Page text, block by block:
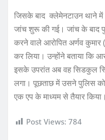
जिसके बाद क्लेमेनटाउन थाने में
जांच शुरू की गई। जांच के बाद
करने वाले आरोपित अर्णव कुमार
कर लिया। उन्होंने बताया कि
इसके उपरांत अब वह सिडकुल
लगा। पूछताछ में उसने पुलिस
एक एप के माध्यम से तैयार किया।
Post Views: 784